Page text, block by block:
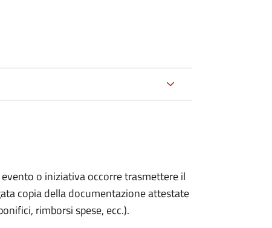
o iniziativa occorre trasmettere il
copia della documentazione attestate
rimborsi spese, ecc.).